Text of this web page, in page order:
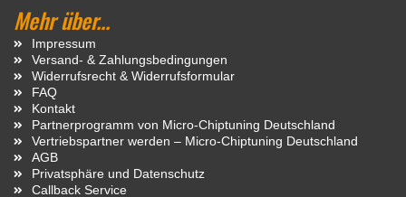
Mehr über...
Impressum
Versand- & Zahlungsbedingungen
Widerrufsrecht & Widerrufsformular
FAQ
Kontakt
Partnerprogramm von Micro-Chiptuning Deutschland
Vertriebspartner werden – Micro-Chiptuning Deutschland
AGB
Privatsphäre und Datenschutz
Callback Service